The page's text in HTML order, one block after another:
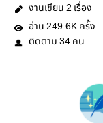
งานเขียน 2 เรื่อง
อ่าน 249.6K ครั้ง
ติดตาม 34 คน